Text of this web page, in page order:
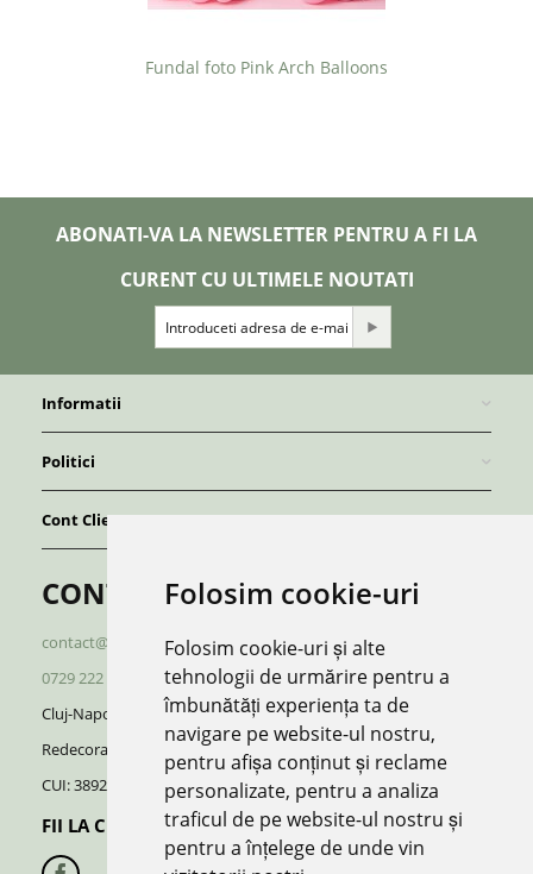
Folosim cookie-uri
Folosim cookie-uri și alte
tehnologii de urmărire pentru a
îmbunătăți experiența ta de
navigare pe website-ul nostru,
pentru afișa conținut și reclame
personalizate, pentru a analiza
traficul de pe website-ul nostru și
pentru a înțelege de unde vin
Fundal foto Pink Arch Balloons
ABONATI-VA LA NEWSLETTER PENTRU A FI LA
CURENT CU ULTIMELE NOUTATI
Informatii
Politici
Cont Client
CONTACT
contact@redboutique.ro
0729 222 920
0729 222 521
Cluj-Napoca | Romania
Redecorate S.R.L.
CUI: 38928370, J12/696/2018
FII LA CURENT CU NOUTATILE: